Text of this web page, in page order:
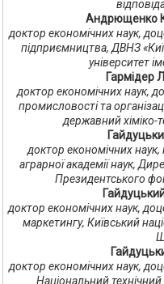
Андрющенко
доктор економічних наук,
підприємництва, ДВНЗ
університет
Гармідер
доктор економічних наук,
промисловості та
державний хіміко-
доктор економічних
аграрної академії наук,
Президентського
доктор економічних наук,
маркетингу, Київський
доктор економічних наук,
Національний технічний